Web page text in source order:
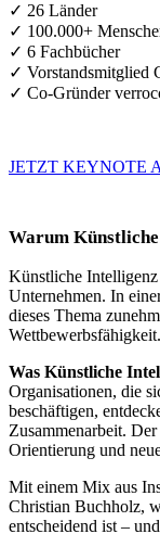
✓ 26 Länder
✓ 100.000+
✓ 6 Fachbücher
✓ Vorstandsmitglied
✓ Co-Gründer
JETZT KEYNOTE
Warum
Künstliche
Unternehmen. In
dieses Thema
Wettbewerbsfähigkeit.
Was Künstliche
Organisationen, die
beschäftigen,
Zusammenarbeit.
Orientierung und
Mit einem Mix aus
Christian Buchholz,
entscheidend ist –